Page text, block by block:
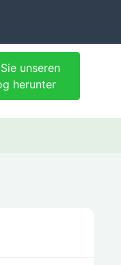
unseren
herunter